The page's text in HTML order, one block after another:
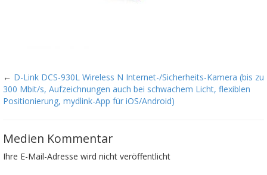
← D-Link DCS-930L Wireless N Internet-/Sicherheits-Kamera (bis zu
300 Mbit/s, Aufzeichnungen auch bei schwachem Licht, flexiblen
Positionierung, mydlink-App für iOS/Android)
Medien Kommentar
Ihre E-Mail-Adresse wird nicht veröffentlicht